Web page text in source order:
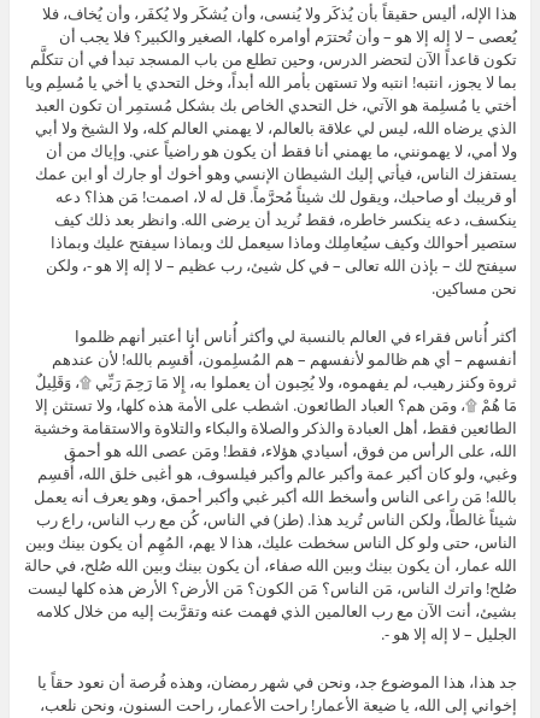
هذا الإله، أليس حقيقاً بأن يُذكَر ولا يُنسى، وأن يُشكَر ولا يُكفَر، وأن يُخاف، فلا
يُعصى – لا إله إلا هو – وأن تُحترَم أوامره كلها، الصغير والكبير؟ فلا يجب أن
تكون قاعداً الآن لتحضر الدرس، وحين تطلع من باب المسجد تبدأ في أن تتكلَّم
بما لا يجوز، انتبه! انتبه ولا تستهن بأمر الله أبداً، وخل التحدي يا أخي يا مُسلِم ويا
أختي يا مُسلِمة هو الآتي، خل التحدي الخاص بك بشكل مُستمِر أن تكون العبد
الذي يرضاه الله، ليس لي علاقة بالعالم، لا يهمني العالم كله، ولا الشيخ ولا أبي
ولا أمي، لا يهمونني، ما يهمني أنا فقط أن يكون هو راضياً عني. وإياك من أن
يستفزك الناس، فيأتي إليك الشيطان الإنسي وهو أخوك أو جارك أو ابن عمك
أو قريبك أو صاحبك، ويقول لك شيئاً مُحرَّماً. قل له لا، اصمت! مَن هذا؟ دعه
ينكسف، دعه ينكسر خاطره، فقط نُريد أن يرضى الله. وانظر بعد ذلك كيف
ستصير أحوالك وكيف سيُعامِلك وماذا سيعمل لك وبماذا سيفتح عليك وبماذا
سيفتح لك – بإذن الله تعالى – في كل شيئ، رب عظيم – لا إله إلا هو -، ولكن
نحن مساكين.
أكثر أُناس فقراء في العالم بالنسبة لي وأكثر أُناس أنا أعتبر أنهم ظلموا
أنفسهم – أي هم ظالمو لأنفسهم – هم المُسلِمون، أُقسِم بالله! لأن عندهم
ثروة وكنز رهيب، لم يفهموه، ولا يُحِبون أن يعملوا به، إِلا مَا رَحِمَ رَبِّي ۩، وَقَلِيلٌ
مَا هُمْ ۩، ومَن هم؟ العباد الطائعون. اشطب على الأمة هذه كلها، ولا تستثن إلا
الطائعين فقط، أهل العبادة والذكر والصلاة والبكاء والتلاوة والاستقامة وخشية
الله، على الرأس من فوق، أسيادي هؤلاء، فقط! ومَن عصى الله هو أحمق
وغبي، ولو كان أكبر عمة وأكبر عالم وأكبر فيلسوف، هو أغبى خلق الله، أُقسِم
بالله! مَن راعى الناس وأسخط الله أكبر غبي وأكبر أحمق، وهو يعرف أنه يعمل
شيئاً غالطاً، ولكن الناس تُريد هذا. (طز) في الناس، كُن مع رب الناس، راع رب
الناس، حتى ولو كل الناس سخطت عليك، هذا لا يهم، المُهِم أن يكون بينك وبين
الله عمار، أن يكون بينك وبين الله صفاء، أن يكون بينك وبين الله صُلح، في حالة
صُلح! واترك الناس، مَن الناس؟ مَن الكون؟ مَن الأرض؟ الأرض هذه كلها ليست
بشيئ، أنت الآن مع رب العالمين الذي فهمت عنه وتقرَّبت إليه من خلال كلامه
الجليل – لا إله إلا هو -.
جد هذا، هذا الموضوع جد، ونحن في شهر رمضان، وهذه فُرصة أن نعود حقاً يا
إخواني إلى الله، يا ضيعة الأعمار! راحت الأعمار، راحت السنون، ونحن نلعب،